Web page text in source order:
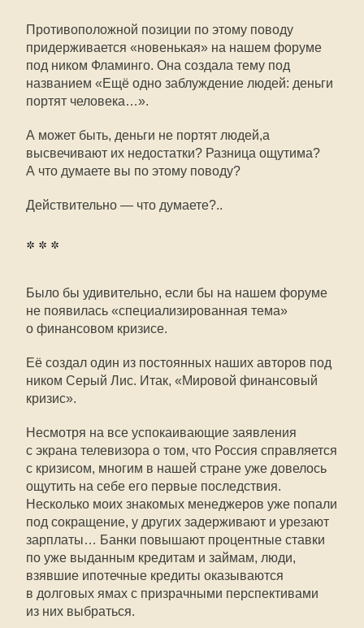
Противоположной позиции по этому поводу
придерживается «новенькая» на нашем форуме
под ником Фламинго. Она создала тему под
названием «Ещё одно заблуждение людей: деньги
портят человека…».
А может быть, деньги не портят людей,а
высвечивают их недостатки? Разница ощутима?
А что думаете вы по этому поводу?
Действительно — что думаете?..
* * *
Было бы удивительно, если бы на нашем форуме
не появилась «специализированная тема»
о финансовом кризисе.
Её создал один из постоянных наших авторов под
ником Серый Лис. Итак, «Мировой финансовый
кризис».
Несмотря на все успокаивающие заявления
с экрана телевизора о том, что Россия справляется
с кризисом, многим в нашей стране уже довелось
ощутить на себе его первые последствия.
Несколько моих знакомых менеджеров уже попали
под сокращение, у других задерживают и урезают
зарплаты… Банки повышают процентные ставки
по уже выданным кредитам и займам, люди,
взявшие ипотечные кредиты оказываются
в долговых ямах с призрачными перспективами
из них выбраться.